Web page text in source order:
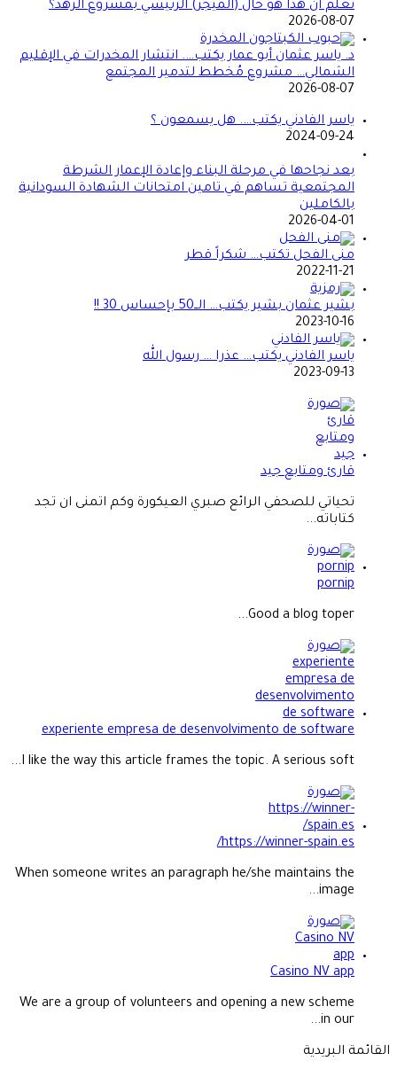
تعلم أن هذا هو حال (الميجر) الرئيسي بمشروع الرهد؟
2026-08-07
د. ياسر عثمان أبو عمار يكتب…. انتشار المخدرات في الإقليم
الشمالي… مشروع مُخطط لتدمير المجتمع
2026-08-07
ياسر الفادني يكتب…. هل يسمعون ؟
2024-09-24
بعد نجاحها في مرحلة البناء وإعادة الإعمار الشرطة
المجتمعية تساهم في تامين امتحانات الشهادة السودانية
بالكاملين
2026-04-01
منى الفحل تكتب… شكراً قطر
2022-11-21
بشير عثمان بشير يكتب… الــ50 بإحساس 30 !!
2023-10-16
ياسر الفادني يكتب… عذرا … رسول الله
2023-09-13
قارئ ومتابع جيد
تحياتي للصحفي الرائع صبري العيكورة وكم اتمنى ان تجد
كتاباته...
pornip
Good a blog toper...
experiente empresa de desenvolvimento de software
I like the way this article frames the topic. A serious soft...
https://winner-spain.es/
When someone writes an paragraph he/she maintains the
image...
Casino NV app
We are a group of volunteers and opening a new scheme
in our...
القائمة البريدية